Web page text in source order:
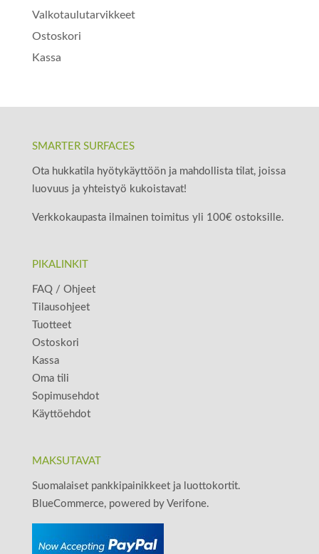
Valkotaulutarvikkeet
Ostoskori
Kassa
SMARTER SURFACES
Ota hukkatila hyötykäyttöön ja mahdollista tilat, joissa
luovuus ja yhteistyö kukoistavat!
Verkkokaupasta ilmainen toimitus yli 100€ ostoksille.
PIKALINKIT
FAQ / Ohjeet
Tilausohjeet
Tuotteet
Ostoskori
Kassa
Oma tili
Sopimusehdot
Käyttöehdot
MAKSUTAVAT
Suomalaiset pankkipainikkeet ja luottokortit.
BlueCommerce, powered by Verifone.